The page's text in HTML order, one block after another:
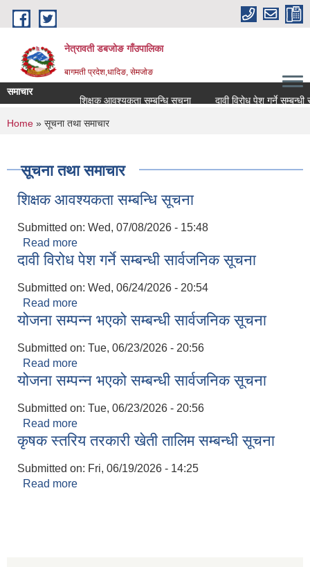
Skip to main content
नेत्रावती डबजोङ गाँउपालिका
बागमती प्रदेश,धादिङ, सेमजाेङ
समाचार
शिक्षक आवश्यकता सम्बन्धि सूचना
दावी विरोध पेश गर्ने सम्बन्धी
You are here
Home » सूचना तथा समाचार
सूचना तथा समाचार
शिक्षक आवश्यकता सम्बन्धि सूचना
Submitted on: Wed, 07/08/2026 - 15:48
Read more
दावी विरोध पेश गर्ने सम्बन्धी सार्वजनिक सूचना
Submitted on: Wed, 06/24/2026 - 20:54
Read more
योजना सम्पन्न भएको सम्बन्धी सार्वजनिक सूचना
Submitted on: Tue, 06/23/2026 - 20:56
Read more
योजना सम्पन्न भएको सम्बन्धी सार्वजनिक सूचना
Submitted on: Tue, 06/23/2026 - 20:56
Read more
कृषक स्तरिय तरकारी खेती तालिम सम्बन्धी सूचना
Submitted on: Fri, 06/19/2026 - 14:25
Read more